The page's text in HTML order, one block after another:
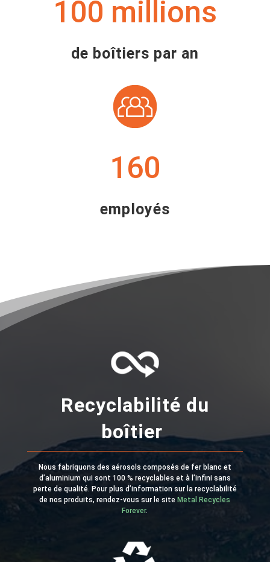
100
de boîtiers par an
160
employés
Recyclabilité du
boîtier
Nous fabriquons des aérosols composés de fer blanc et
d’aluminium qui sont 100 % recyclables et à l’infini sans
perte de qualité. Pour plus d’information sur la recyclabilité
de nos produits, rendez-vous sur le siteMetal Recycles
Forever.